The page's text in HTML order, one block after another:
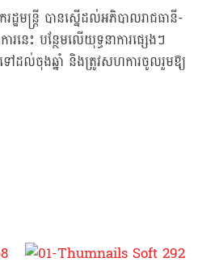
ឋមន្ត្រី បានស្នើដល់អភិបាលរាជធានី-
នេះ បន្ថែមលើយុទ្ធនាការផ្សេងៗ
ដល់ចុងឆ្នាំ និងត្រូវសហការចូលរួមឱ្យ